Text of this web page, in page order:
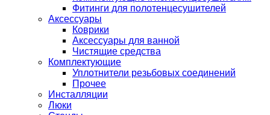
Фитинги для полотенцесушителей
Аксессуары
Коврики
Аксессуары для ванной
Чистящие средства
Комплектующие
Уплотнители резьбовых соединений
Прочее
Инсталляции
Люки